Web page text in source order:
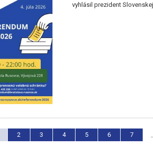
vyhlásil prezident
2 3 4 5 6 7